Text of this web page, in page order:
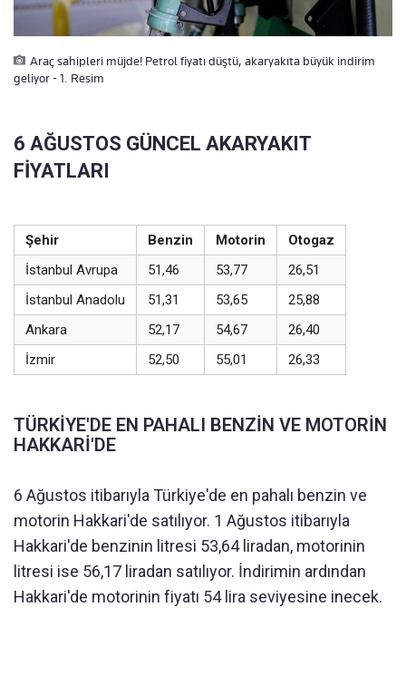
Araç sahipleri müjde! Petrol fiyatı düştü, akaryakıta büyük indirim
geliyor - 1. Resim
6 AĞUSTOS GÜNCEL AKARYAKIT
FİYATLARI
Şehir Benzin Motorin
Otogaz
İstanbul Avrupa
51,46 53,77
26,51
İstanbul Anadolu
51,31 53,65
25,88
Ankara
52,17 54,67
26,40
İzmir
52,50 55,01 26,33
TÜRKİYE'DE EN PAHALI BENZİN VE MOTORİN
HAKKARİ'DE
6 Ağustos itibarıyla Türkiye'de en pahalı benzin ve
motorin Hakkari'de satılıyor. 1 Ağustos itibarıyla
Hakkari'de benzinin litresi 53,64 liradan, motorinin
litresi ise 56,17 liradan satılıyor. İndirimin ardından
Hakkari'de motorinin fiyatı 54 lira seviyesine inecek.